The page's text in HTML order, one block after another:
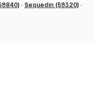
- Sequedin (59320) -